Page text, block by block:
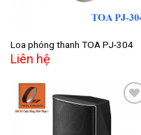
Loa phóng thanh TOA PJ-304
Liên hệ